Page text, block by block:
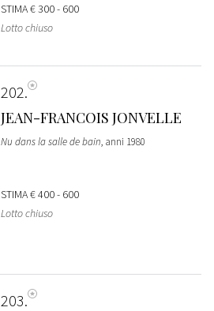
STIMA€ 300 - 600
Lotto chiuso
202
JEAN-FRANCOIS JONVELLE
Nu dans la salle de bain, anni 1980
STIMA€ 400 - 600
Lotto chiuso
203